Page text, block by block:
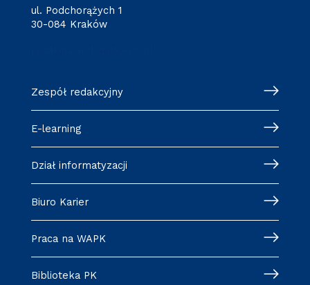
ul. Podchorążych 1
30-084 Kraków
Zespół redakcyjny
E-learning
Dział informatyzacji
Biuro Karier
Praca na WAPK
Biblioteka PK